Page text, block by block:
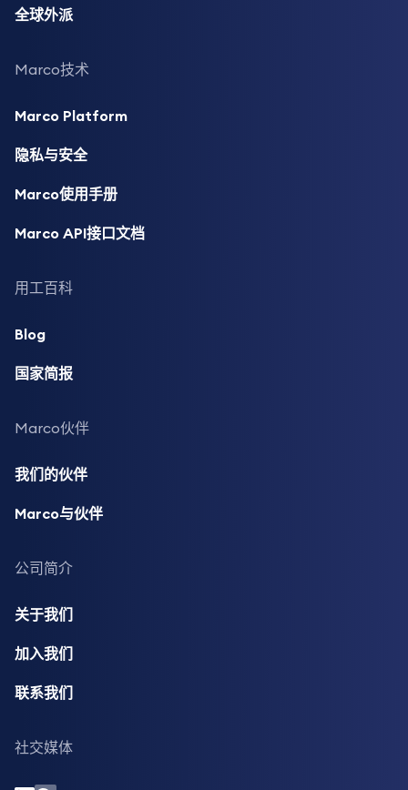
全球外派
Marco技术
Marco Platform
隐私与安全
Marco使用手册
Marco API接口文档
用工百科
Blog
国家简报
Marco伙伴
我们的伙伴
Marco与伙伴
公司简介
关于我们
加入我们
联系我们
社交媒体